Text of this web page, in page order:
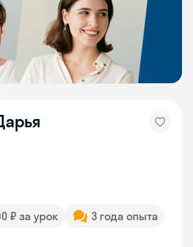
₽ за урок
3 года опыта